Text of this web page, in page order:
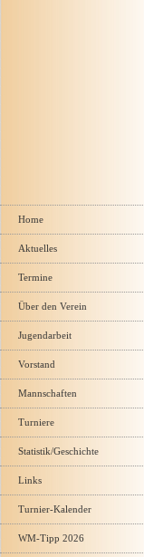
Navigation
überspringen
Home
Aktuelles
Termine
Über den Verein
Jugendarbeit
Vorstand
Mannschaften
Turniere
Statistik/Geschichte
Links
Turnier-Kalender
WM-Tipp 2026